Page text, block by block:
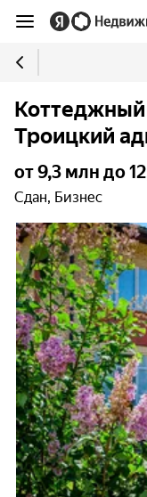
Троицкий
от 9,3 млн до
Сдан, Бизнес